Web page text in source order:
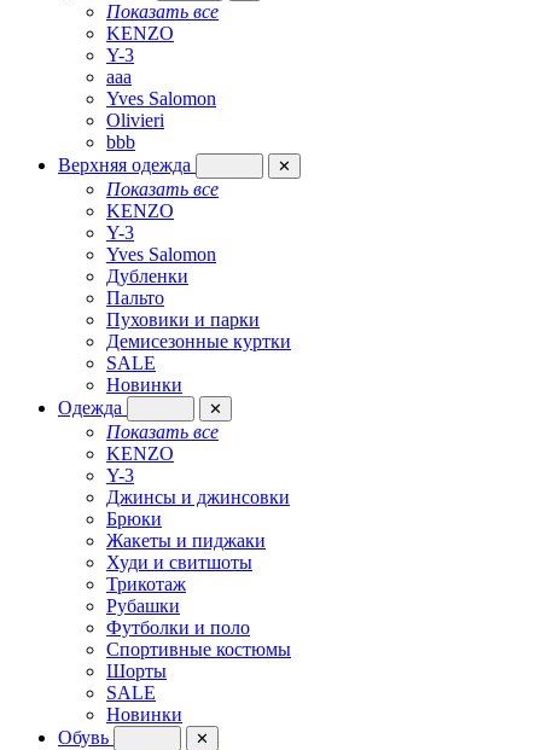
Показать все
KENZO
Y-3
aaa
Yves Salomon
Olivieri
bbb
Верхняя одежда
✕
Показать все
KENZO
Y-3
Yves Salomon
Дубленки
Пальто
Пуховики и парки
Демисезонные куртки
SALE
Новинки
Одежда
✕
Показать все
KENZO
Y-3
Джинсы и джинсовки
Брюки
Жакеты и пиджаки
Худи и свитшоты
Трикотаж
Рубашки
Футболки и поло
Спортивные костюмы
Шорты
SALE
Новинки
Обувь
✕